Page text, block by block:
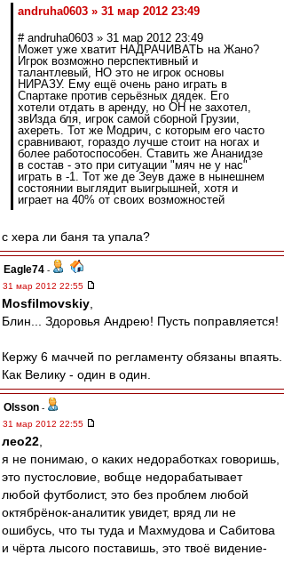
andruha0603 » 31 мар 2012 23:49
# andruha0603 » 31 мар 2012 23:49
Может уже хватит НАДРАЧИВАТЬ на Жано?
Игрок возможно перспективный и
талантлевый, НО это не игрок основы
НИРАЗУ. Ему ещё очень рано играть в
Спартаке против серьёзных дядек. Его
хотели отдать в аренду, но ОН не захотел,
звИзда бля, игрок самой сборной Грузии,
ахереть. Тот же Модрич, с которым его часто
сравнивают, гораздо лучше стоит на ногах и
более работоспособен. Ставить же Ананидзе
в состав - это при ситуации "мяч не у нас"
играть в -1. Тот же де Зеув даже в нынешнем
состоянии выглядит выигрышней, хотя и
играет на 40% от своих возможностей
с хера ли баня та упала?
Eagle74 -
31 мар 2012 22:55
Mosfilmovskiy
Блин... Здоровья Андрею! Пусть поправляется!
Кержу 6 маччей по регламенту обязаны впаять.
Как Велику - один в один.
Olsson -
31 мар 2012 22:55
лео22
я не понимаю, о каких недоработках говоришь,
это пустословие, вобще недорабатывает
любой футболист, это без проблем любой
октябрёнок-аналитик увидет, вряд ли не
ошибусь, что ты туда и Махмудова и Сабитова
и чёрта лысого поставишь, это твоё видение-